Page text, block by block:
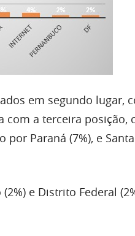
em segundo lugar,
com a terceira posição,
por Paraná (7%), e Santa
e Distrito Federal